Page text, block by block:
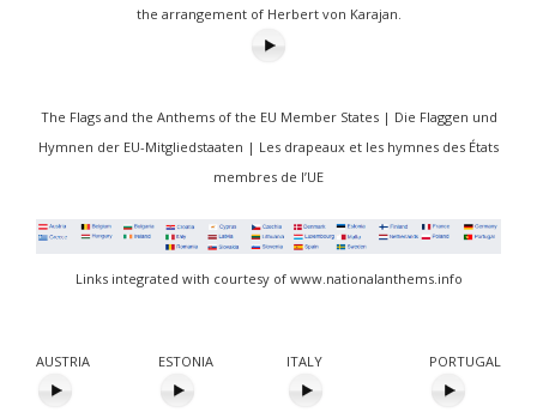
the arrangement of Herbert von Karajan.
The Flags and the Anthems of the EU Member States | Die Flaggen und
Hymnen der EU-Mitgliedstaaten | Les drapeaux et les hymnes des États
membres de l’UE
Links integrated with courtesy of www.nationalanthems.info
AUSTRIA ESTONIA ITALY PORTUGAL